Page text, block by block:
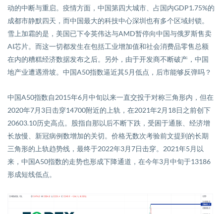
动的中断与重启。疫情方面，中国第四大城市、占国内GDP1.75%的
成都市静默四天，而中国最大的科技中心深圳也有多个区域封锁。
雪上加霜的是，美国已下令英伟达与AMD暂停向中国与俄罗斯售卖
AI芯片。而这一切都发生在包括工业增加值和社会消费品零售总额
在内的糟糕经济数据发布之后。另外，由于开发商不断破产，中国
地产业遭遇滑坡。中国A50指数逼近其5 月低点，后市能够反弹吗？
中国A50指数自2015年6月中旬以来一直交投于对称三角形内，但在
2020年7月 3日击穿14700附近的上轨，在2021年2月 18日之前创下
20603.10历史高点。股指自那以后不断下跌，受困于通胀、经济增
长放慢、新冠病例数增加的关切。价格无数次考验前文提到的长期
三角形的上轨趋势线，最终于2022年3月7日击穿。 2021年5 月以
来，中国A50指数的走势也形成下降通道，在今年3月中旬于13186
形成短线低点。